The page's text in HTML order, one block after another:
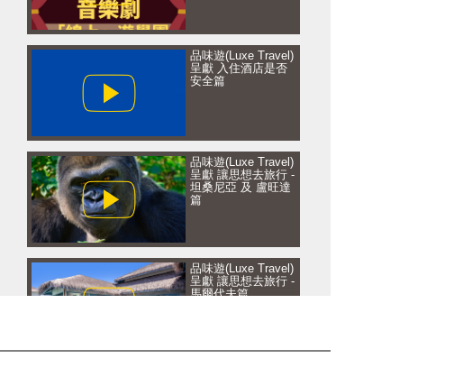
品味遊(Luxe Travel)
呈獻 入住酒店是否
安全篇
品味遊(Luxe Travel)
呈獻 讓思想去旅行 -
坦桑尼亞 及 盧旺達
篇
品味遊(Luxe Travel)
呈獻 讓思想去旅行 -
馬爾代夫篇